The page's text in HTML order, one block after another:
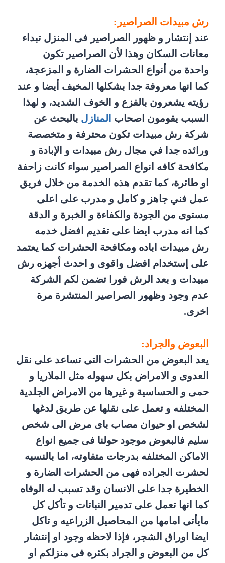
رش مبيدات الصراصير:
عند إنتشار و ظهور الصراصير فى المنزل تبداء
معانات السكان وهذا لأن الصراصير تكون
واحدة من أنواع الحشرات الضارة و المزعجة،
كما انها معروفة جدا بشكلها المخيف أيضا و عند
رؤيته يشعرون بالفزع و الخوف الشديد، و لهذا
السبب يقومون اصحاب المنازل بالبحث عن
شركة رش مبيدات تكون محترفة و متخصصة
ورائده جدا في مجال رش مبيدات و الإبادة و
مكافحة كافه انواع الصراصير سواء كانت زاحفة
او طائرة، كما تقدم هذه الخدمة من خلال فريق
عمل فني جاهز و كامل و مدرب على اعلى
مستوى من الجودة والكفاءة و الخبرة و الدقة
كما انه مدرب ايضا على تقديم افضل خدمه
رش مبيدات اباده ومكافحة الحشرات كما يعتمد
على إستخدام افضل واقوى و احدث أجهزه رش
مبيدات و بعد الرش فورا تضمن لكم الشركة
عدم وجود وظهور الصراصير المنتشرة مرة
اخرى.
البعوض والجراد:
يعد البعوض من الحشرات التى تساعد على نقل
العدوى و الامراض بكل سهوله مثل الملاريا و
حمى و الحساسية و غيرها من الامراض الجلدية
المختلفه و تعمل على نقلها عن طريق لدغها
لشخص او حيوان مصاب باى مرض الى شخص
سليم فالبعوض موجود حولنا فى جميع انواع
الاماكن المختلفه بدرجات متفاوته، اما بالنسبه
لحشرت الجراده فهى من الحشرات الضارة و
الخطيرة جدا على الانسان وقد تسبب له الوفاه
كما انها تعمل على تدمير النباتات و تأكل كل
مايأتى امامها من المحاصيل الزراعيه و تاكل
ايضا اوراق الشجر، فإذا لاحظه وجود او إنتشار
كل من البعوض و الجراد بكثره فى منزلكم او